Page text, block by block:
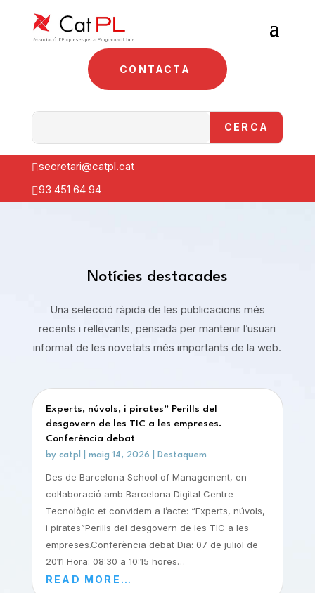
CONTACTA
secretari@catpl.cat
93 451 64 94
Notícies destacades
Una selecció ràpida de les publicacions més
recents i rellevants, pensada per mantenir l’usuari
informat de les novetats més importants de la web.
Experts, núvols, i pirates” Perills del
desgovern de les TIC a les empreses.
Conferència debat
by catpl maig 14, 2026 Destaquem
Des de Barcelona School of Management, en
col·laboració amb Barcelona Digital Centre
Tecnològic et convidem a l’acte: “Experts, núvols,
i pirates”Perills del desgovern de les TIC a les
empreses.Conferència debat Dia: 07 de juliol de
2011 Hora: 08:30 a 10:15 hores…
READ MORE…